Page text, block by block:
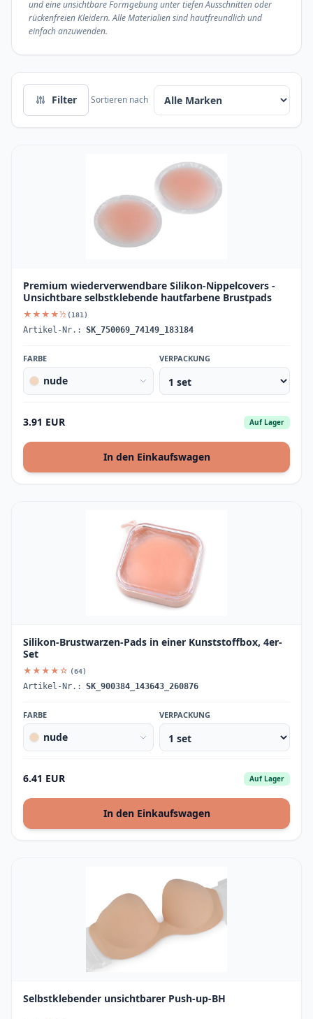
und eine unsichtbare Formgebung unter tiefen Ausschnitten oder
rückenfreien Kleidern. Alle Materialien sind hautfreundlich und
einfach anzuwenden.
Filter Sortieren nach
Premium wiederverwendbare Silikon-Nippelcovers -
Unsichtbare selbstklebende hautfarbene Brustpads
★★★★½ (181)
Artikel-Nr.: SK_750069_74149_183184
FARBE
nude
VERPACKUNG
3.91 EUR Auf Lager
In den Einkaufswagen
Silikon-Brustwarzen-Pads in einer Kunststoffbox, 4er-
Set
★★★★☆ (64)
Artikel-Nr.: SK_900384_143643_260876
FARBE
nude
VERPACKUNG
6.41 EUR Auf Lager
In den Einkaufswagen
Selbstklebender unsichtbarer Push-up-BH